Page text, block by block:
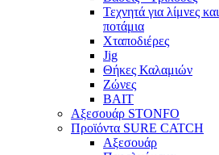
Τεχνητά για λίμνες και
ποτάμια
Χταποδιέρες
Jig
Θήκες Καλαμιών
Ζώνες
BAIT
Αξεσουάρ STONFO
Προϊόντα SURE CATCH
Αξεσουάρ